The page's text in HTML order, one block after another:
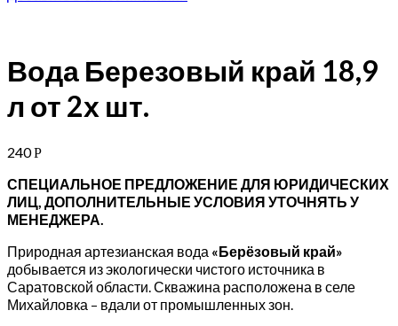
Вода Березовый край 18,9
л от 2х шт.
240Р
СПЕЦИАЛЬНОЕ ПРЕДЛОЖЕНИЕ ДЛЯ ЮРИДИЧЕСКИХ
ЛИЦ, ДОПОЛНИТЕЛЬНЫЕ УСЛОВИЯ УТОЧНЯТЬ У
МЕНЕДЖЕРА.
Природная артезианская вода «Берёзовый край»
добывается из экологически чистого источника в
Саратовской области. Скважина расположена в селе
Михайловка – вдали от промышленных зон.